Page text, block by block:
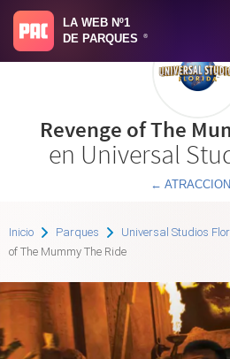
LA WEB Nº1
DE PARQUES
®
Revenge of The
en Universal
←
Inicio Parques Universal Studios
of The Mummy The Ride